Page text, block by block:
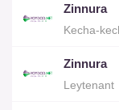
Zinnura
Kecha-
Zinnura
Leytenant